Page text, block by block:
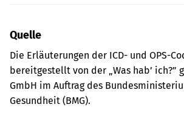
Quelle
Die Erläuterungen der ICD- und OPS-
bereitgestellt von der „Was hab’ ich?”
GmbH im Auftrag des
Gesundheit (BMG).